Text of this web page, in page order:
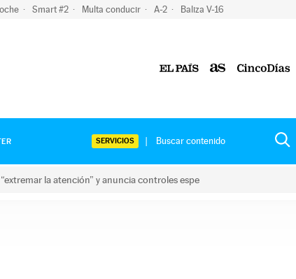
Smart #2 Multa conducir A-2 Baliza V-16
SERVICIOS
la atención” y anuncia controles espe